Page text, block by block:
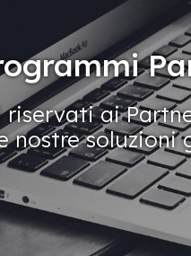
ai
nostre soluzioni